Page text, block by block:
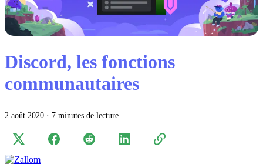
Discord, les fonctions
communautaires
2 août 2020 · 7 minutes de lecture